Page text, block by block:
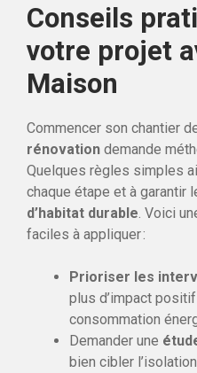
Conseils
votre projet
Maison
Commencer son chantier
rénovation demande
Quelques règles simples
chaque étape et à garantir
d’habitat durable. Voici
faciles à appliquer :
Prioriser les
plus d’impact
consommation
Demander une
bien cibler